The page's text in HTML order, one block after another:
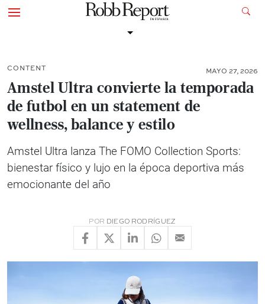
CONTENT MAYO 27, 2026
Amstel Ultra convierte la temporada
de futbol en un statement de
wellness, balance y estilo
Amstel Ultra lanza The FOMO Collection Sports:
bienestar físico y lujo en la época deportiva más
emocionante del año
POR DIEGO RODRÍGUEZ